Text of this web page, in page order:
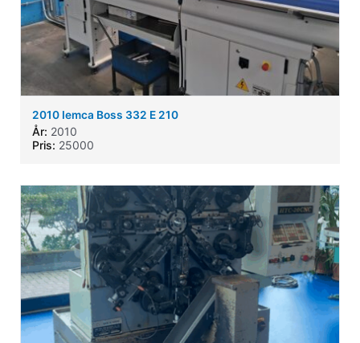
2010 Iemca Boss 332 E 210
År: 2010
Pris: 25000